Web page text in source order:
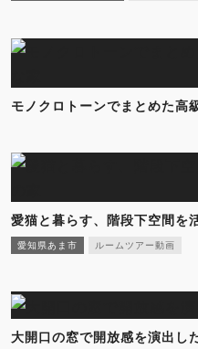
モノクロトーンでまとめた高
愛猫と暮らす、階段下空間を
愛知県あま市 ルームツアー動画
大開口の窓で開放感を演出し